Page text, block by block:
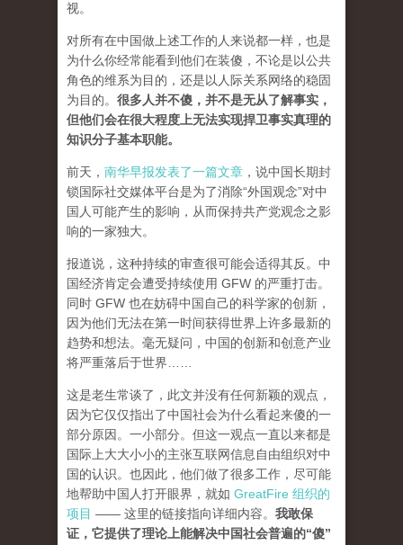
视。
对所有在中国做上述工作的人来说都一样，也是
为什么你经常能看到他们在装傻，不论是以公共
角色的维系为目的，还是以人际关系网络的稳固
为目的。 很多人并不傻，并不是无从了解事实，
但他们会在很大程度上无法实现捍卫事实真理的
知识分子基本职能。
前天， 南华早报发表了一篇文章 ，说中国长期封
锁国际社交媒体平台是为了消除“外国观念”对中
国人可能产生的影响，从而保持共产党观念之影
响的一家独大。
报道说，这种持续的审查很可能会适得其反。中
国经济肯定会遭受持续使用 GFW 的严重打击。
同时 GFW 也在妨碍中国自己的科学家的创新，
因为他们无法在第一时间获得世界上许多最新的
趋势和想法。毫无疑问，中国的创新和创意产业
将严重落后于世界……
这是老生常谈了，此文并没有任何新颖的观点，
因为它仅仅指出了中国社会为什么看起来傻的一
部分原因。一小部分。但这一观点一直以来都是
国际上大大小小的主张互联网信息自由组织对中
国的认识。也因此，他们做了很多工作，尽可能
地帮助中国人打开眼界，就如 GreatFire 组织的
项目 —— 这里的链接指向详细内容。 我敢保
证，它提供了理论上能解决中国社会普遍的“傻”